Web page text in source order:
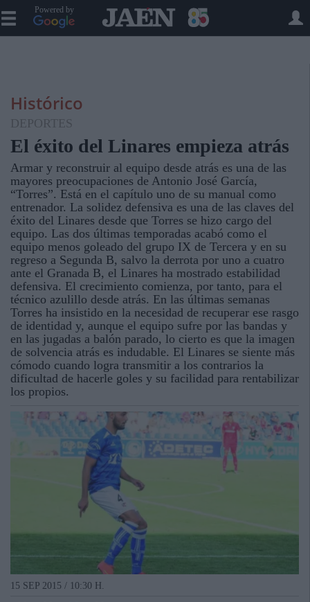
Powered by
Histórico
DEPORTES
El éxito del Linares empieza atrás
Armar y reconstruir al equipo desde atrás es una de las
mayores preocupaciones de Antonio José García,
“Torres”. Está en el capítulo uno de su manual como
entrenador. La solidez defensiva es una de las claves del
éxito del Linares desde que Torres se hizo cargo del
equipo. Las dos últimas temporadas acabó como el
equipo menos goleado del grupo IX de Tercera y en su
regreso a Segunda B, salvo la derrota por uno a cuatro
ante el Granada B, el Linares ha mostrado estabilidad
defensiva. El crecimiento comienza, por tanto, para el
técnico azulillo desde atrás. En las últimas semanas
Torres ha insistido en la necesidad de recuperar ese rasgo
de identidad y, aunque el equipo sufre por las bandas y
en las jugadas a balón parado, lo cierto es que la imagen
de solvencia atrás es indudable. El Linares se siente más
cómodo cuando logra transmitir a los contrarios la
dificultad de hacerle goles y su facilidad para rentabilizar
los propios.
15 SEP 2015 / 10:30 H.